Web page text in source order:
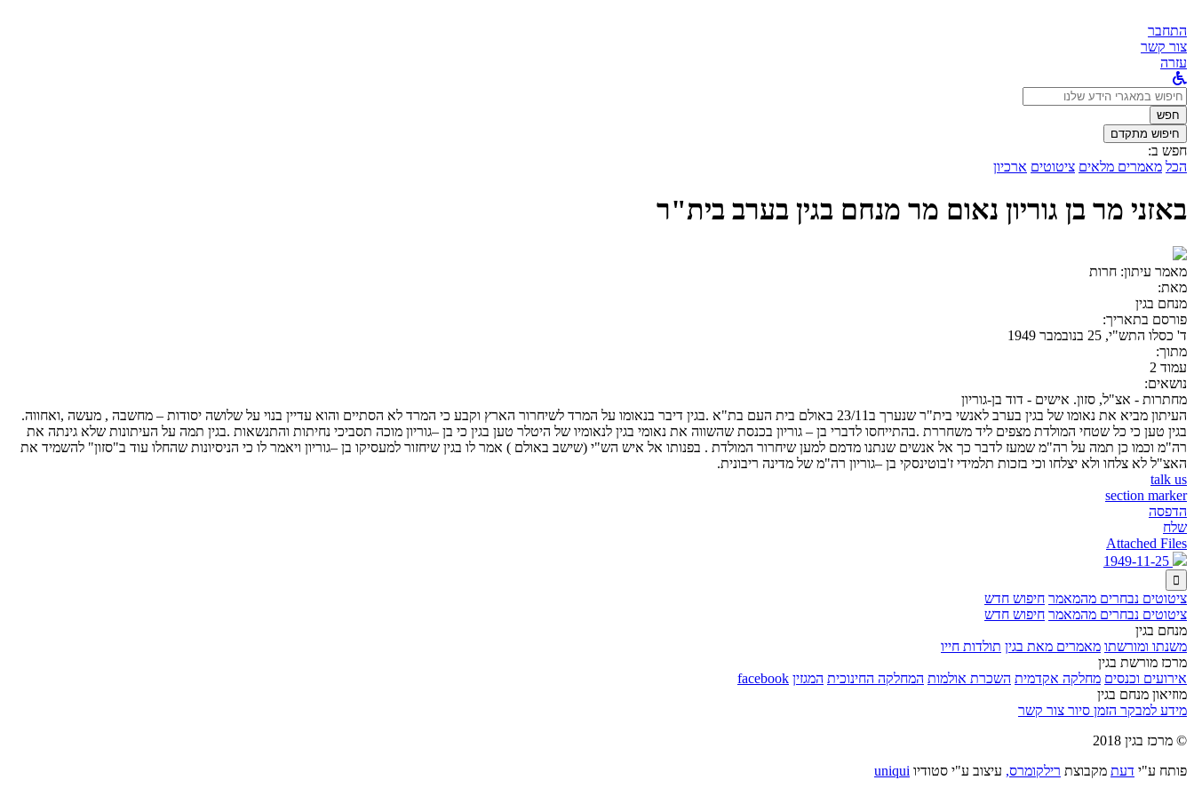
התחבר
צור קשר
עזרה
לחפש
ב:חפש
חיפוש מתקדם
חפש ב:
הכל מאמרים מלאים ציטוטים ארכיון
באזני מר בן גוריון נאום מר מנחם בגין בערב בית"ר
מאמר עיתון: חרות
מאת:
מנחם בגין
פורסם בתאריך:
ד' כסלו התש"י, 25 בנובמבר 1949
מתוך:
עמוד 2
נושאים:
מחתרות - אצ"ל, סזון. אישים - דוד בן-גוריון
העיתון מביא את נאומו של בגין בערב לאנשי בית"ר שנערך ב23/11 באולם בית העם בת"א .בגין דיבר בנאומו על המרד לשיחרור הארץ וקבע כי המרד לא הסתיים והוא עדיין בנוי על שלושה יסודות – מחשבה , מעשה ,ואחווה.
בגין טען כי כל שטחי המולדת מצפים ליד משחררת .בהתייחסו לדברי בן – גוריון בכנסת שהשווה את נאומי בגין לנאומיו של היטלר טען בגין כי בן –גוריון מוכה תסביכי נחיתות והתנשאות .בגין תמה על העיתונות שלא גינתה את
רה"מ וכמו כן תמה על רה"מ שמעז לדבר כך אל אנשים שנתנו מדמם למען שיחרור המולדת . בפנותו אל איש הש"י (שישב באולם ) אמר לו בגין שיחזור למעסיקו בן –גוריון ויאמר לו כי הניסיונות שהחלו עוד ב"סזון" להשמיד את
האצ"ל לא צלחו ולא יצלחו וכי בזכות תלמידי ז'בוטינסקי בן –גוריון רה"מ של מדינה ריבונית.
talk us
section marker
הדפסה
שלח
Attached Files

ציטוטים נבחרים מהמאמר חיפוש חדש
ציטוטים נבחרים מהמאמר חיפוש חדש
מנחם בגין
משנתו ומורשתו מאמרים מאת בגין תולדות חייו
מרכז מורשת בגין
אירועים וכנסים מחלקה אקדמית השכרת אולמות המחלקה החינוכית המגזין facebook
מוזיאון מנחם בגין
מידע למבקר הזמן סיור צור קשר
© מרכז בגין 2018
פותח ע"י דעת מקבוצת רילקומרס, עיצוב ע"י סטודיו uniqui